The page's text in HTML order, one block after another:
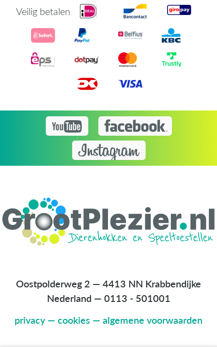
Veilig betalen
Oostpolderweg 2 — 4413 NN Krabbendijke
Nederland — 0113 - 501001
privacy— cookies — algemene voorwaarden